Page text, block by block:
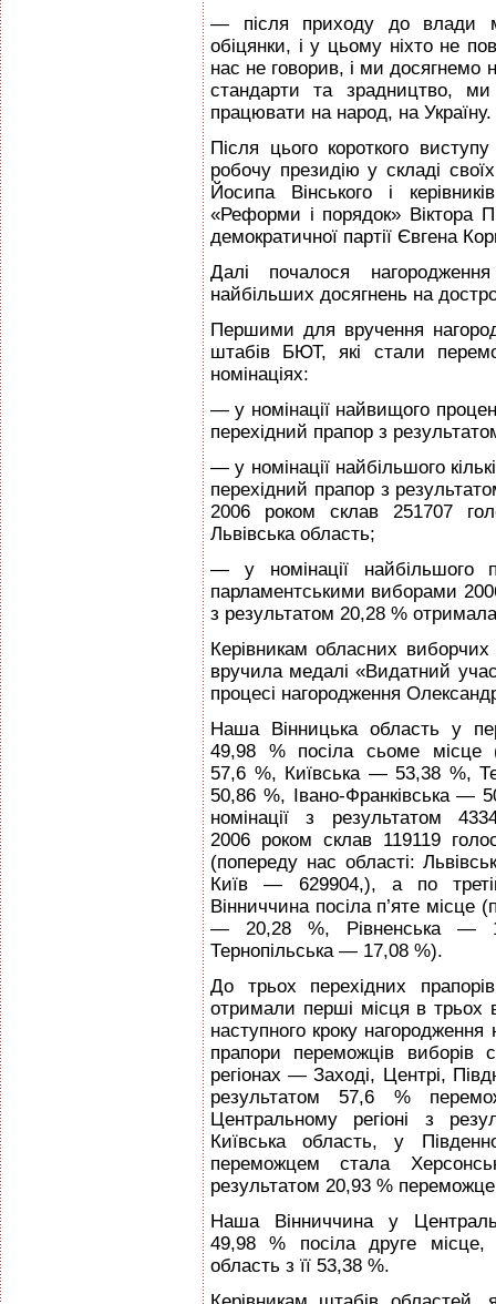
— після приходу до влади
обіцянки, і у цьому ніхто не
нас не говорив, і ми досягнемо
стандарти та зрадництво,
працювати на народ, на Україну.
Після цього короткого
робочу президію у складі
Йосипа Вінського і
«Реформи і порядок» Віктора
демократичної партії Євгена
Далі почалося
найбільших досягнень на
Першими для вручення
штабів БЮТ, які стали
номінаціях:
— у номінації найвищого
перехідний прапор з
— у номінації найбільшого
перехідний прапор з
2006 роком склав 251707
Львівська область;
— у номінації найбільшого
парламентськими виборами
з результатом 20,28 %
Керівникам обласних
вручила медалі «Видатний
процесі нагородження
Наша Вінницька область у
49,98 % посіла сьоме місце
57,6 %, Київська — 53,38 %,
50,86 %, Івано-Франківська —
номінації з результатом
2006 роком склав 119119
(попереду нас області:
Київ — 629904,), а по
Вінниччина посіла п’яте місце
— 20,28 %, Рівненська —
Тернопільська — 17,08 %).
До трьох перехідних
отримали перші місця в трьох
наступного кроку
прапори переможців
регіонах — Заході, Центрі,
результатом 57,6 %
Центральному регіоні з
Київська область, у
переможцем стала
результатом 20,93 %
Наша Вінниччина у
49,98 % посіла друге місце,
область з її 53,38 %.